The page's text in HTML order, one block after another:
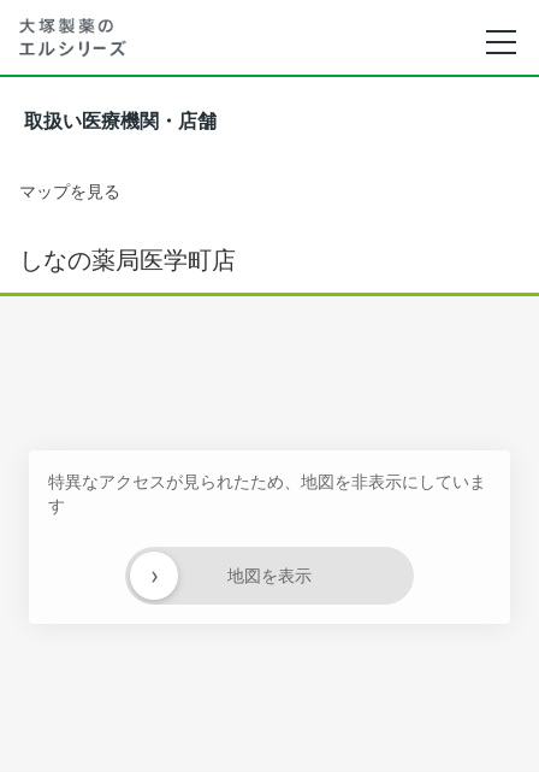
取扱い医療機関・店舗
マップを見る
しなの薬局医学町店
特異なアクセスが見られたため、地図を非表示にしていま
す
地図を表示
›